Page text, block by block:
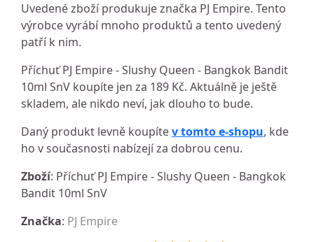
Uvedené zboží produkuje značka PJ Empire. Tento
výrobce vyrábí mnoho produktů a tento uvedený
patří k nim.
Příchuť PJ Empire - Slushy Queen - Bangkok Bandit
10ml SnV koupíte jen za 189 Kč. Aktuálně je ještě
skladem, ale nikdo neví, jak dlouho to bude.
Daný produkt levně koupítev tomto e-shopu, kde
ho v současnosti nabízejí za dobrou cenu.
Zboží: Příchuť PJ Empire - Slushy Queen - Bangkok
Bandit 10ml SnV
Značka: PJ Empire